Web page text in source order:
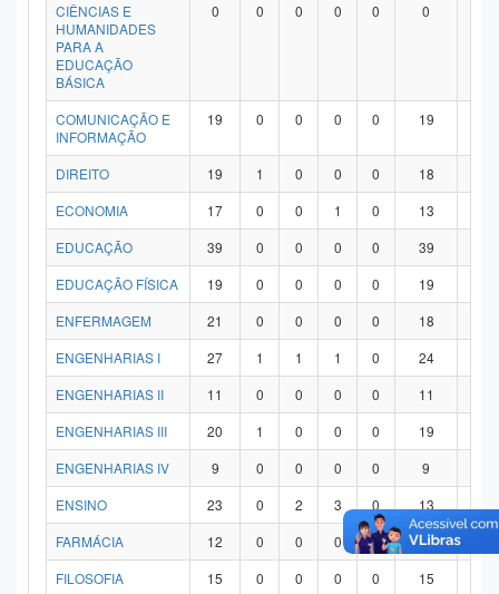
CIÊNCIAS E
HUMANIDADES
PARA A
EDUCAÇÃO
BÁSICA
0 0 0 0 0 0
COMUNICAÇÃO E
INFORMAÇÃO
19 0 0 0 0 19
DIREITO 19 1 0 0 0 18
ECONOMIA
17 0 0 1 0 13
EDUCAÇÃO
39 0 0 0 0 39
EDUCAÇÃO FÍSICA
19 0 0 0 0 19
ENFERMAGEM
21 0 0 0 0 18
ENGENHARIAS I
27 1 1 1 0 24
ENGENHARIAS II
11 0 0 0 0 11
ENGENHARIAS III
20 1 0 0 0 19
ENGENHARIAS IV
9 0 0 0 0 9
ENSINO
23 0 2 3 0 13
FARMÁCIA
12 0 0 0 0 12
FILOSOFIA
15 0 0 0 0 15